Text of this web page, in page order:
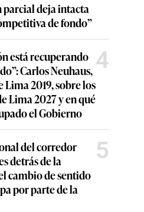
parcial deja intacta
de fondo”
está recuperando
Carlos Neuhaus,
2019, sobre los
Lima 2027 y en qué
el Gobierno
4
del corredor
detrás de la
cambio de sentido
por parte de la
5